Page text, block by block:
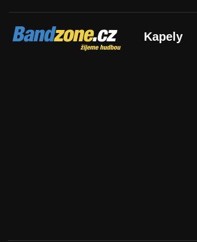
Bandzone.cz
žijeme hudbou Kapely